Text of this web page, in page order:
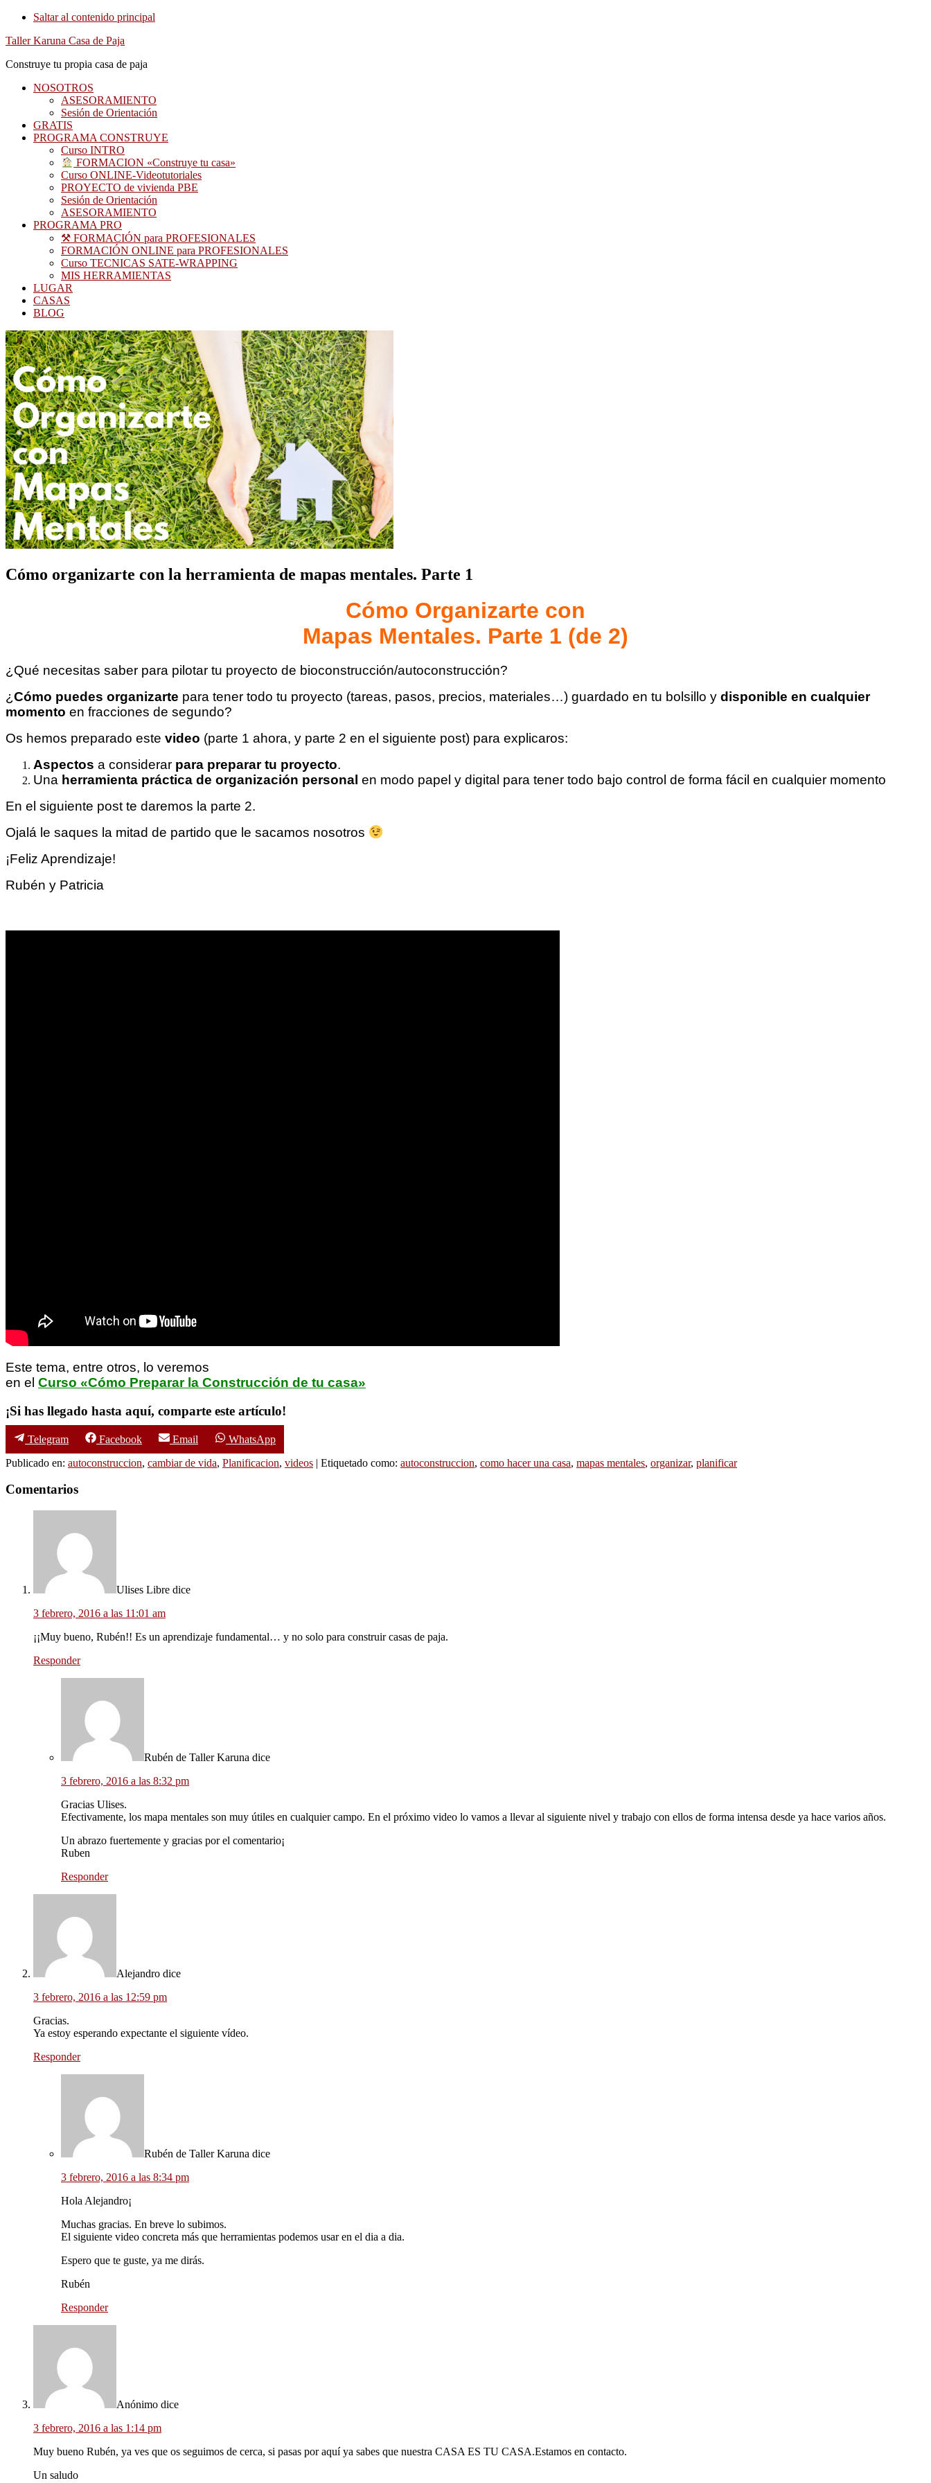
Saltar al contenido principal
Taller Karuna Casa de Paja
Construye tu propia casa de paja
NOSOTROS
ASESORAMIENTO
Sesión de Orientación
GRATIS
PROGRAMA CONSTRUYE
Curso INTRO
FORMACION «Construye tu casa»
Curso ONLINE-Videotutoriales
PROYECTO de vivienda PBE
Sesión de Orientación
ASESORAMIENTO
PROGRAMA PRO
⚒ FORMACIÓN para PROFESIONALES
FORMACIÓN ONLINE para PROFESIONALES
Curso TECNICAS SATE-WRAPPING
MIS HERRAMIENTAS
LUGAR
CASAS
BLOG
Cómo organizarte con la herramienta de mapas mentales. Parte 1
Cómo Organizarte con
Mapas Mentales. Parte 1 (de 2)
¿Qué necesitas saber para pilotar tu proyecto de bioconstrucción/autoconstrucción?
¿ Cómo puedes organizarte para tener todo tu proyecto (tareas, pasos, precios, materiales…) guardado en tu bolsillo y disponible en cualquier
momento en fracciones de segundo?
Os hemos preparado este video (parte 1 ahora, y parte 2 en el siguiente post) para explicaros:
Aspectos a considerar para preparar tu proyecto.
Una herramienta práctica de organización personal en modo papel y digital para tener todo bajo control de forma fácil en cualquier momento
En el siguiente post te daremos la parte 2.
Ojalá le saques la mitad de partido que le sacamos nosotros
¡Feliz Aprendizaje!
Rubén y Patricia
Este tema, entre otros, lo veremos
en el Curso «Cómo Preparar la Construcción de tu casa»
¡Si has llegado hasta aquí, comparte este artículo!
Compartir
Telegram
Compartir
Facebook
Compartir
Email
Compartir
WhatsApp
Publicado en: autoconstruccion, cambiar de vida, Planificacion, videos | Etiquetado como: autoconstruccion, como hacer una casa, mapas mentales, organizar, planificar
Interacciones
lectores
Comentarios
Ulises Libre dice
3 febrero, 2016 a las 11:01 am
¡¡Muy bueno, Rubén!! Es un aprendizaje fundamental… y no solo para construir casas de paja.
Responder
Rubén de Taller Karuna dice
3 febrero, 2016 a las 8:32 pm
Gracias Ulises.
Efectivamente, los mapa mentales son muy útiles en cualquier campo. En el próximo video lo vamos a llevar al siguiente nivel y trabajo con ellos de forma intensa desde ya hace varios años.
Un abrazo fuertemente y gracias por el comentario¡
Ruben
Responder
Alejandro dice
3 febrero, 2016 a las 12:59 pm
Gracias.
Ya estoy esperando expectante el siguiente vídeo.
Responder
Rubén de Taller Karuna dice
3 febrero, 2016 a las 8:34 pm
Hola Alejandro¡
Muchas gracias. En breve lo subimos.
El siguiente video concreta más que herramientas podemos usar en el dia a dia.
Espero que te guste, ya me dirás.
Rubén
Responder
Anónimo dice
3 febrero, 2016 a las 1:14 pm
Muy bueno Rubén, ya ves que os seguimos de cerca, si pasas por aquí ya sabes que nuestra CASA ES TU CASA.Estamos en contacto.
Un saludo